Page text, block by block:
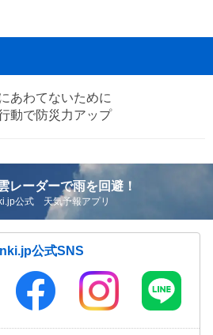
あわてないために
動で防災力アップ
レーダーで雨を回避！
公式 天気予報アプリ
公式SNS